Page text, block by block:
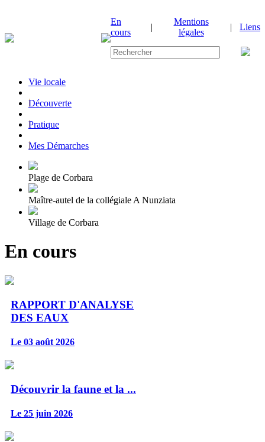
En
cours
|
Mentions
légales
| Liens
Vie locale
|Découverte
|Pratique
|Mes Démarches
Plage de Corbara
Maître-autel de la collégiale A Nunziata
Village de Corbara
En cours
RAPPORT D'ANALYSE
DES EAUX
Le 03 août 2026
Découvrir la faune et la ...
Le 25 juin 2026